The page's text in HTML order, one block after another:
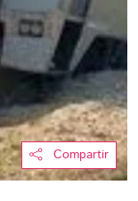
Compartir